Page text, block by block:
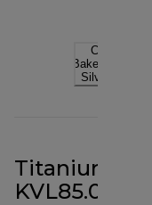
Titanium
KVL85.004SI